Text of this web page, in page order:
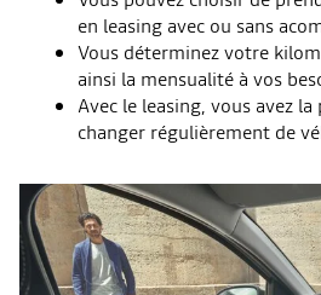
en leasing avec ou sans
Vous déterminez votre
ainsi la mensualité à vos
Avec le leasing, vous avez
changer régulièrement de